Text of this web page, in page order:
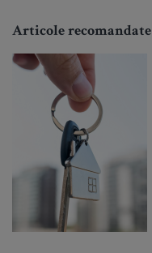
Articole recomandate